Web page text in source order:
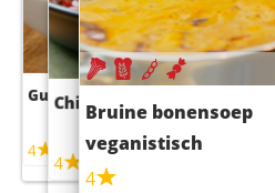
Guacamole
4
Chili con carne
4
Bruine bonensoep
veganistisch
4
Sushi rijstsalade
maaltijdsalade
4